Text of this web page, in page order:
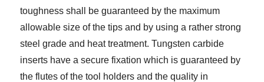
toughness shall be guaranteed by the maximum
allowable size of the tips and by using a rather strong
steel grade and heat treatment. Tungsten carbide
inserts have a secure fixation which is guaranteed by
the flutes of the tool holders and the quality in